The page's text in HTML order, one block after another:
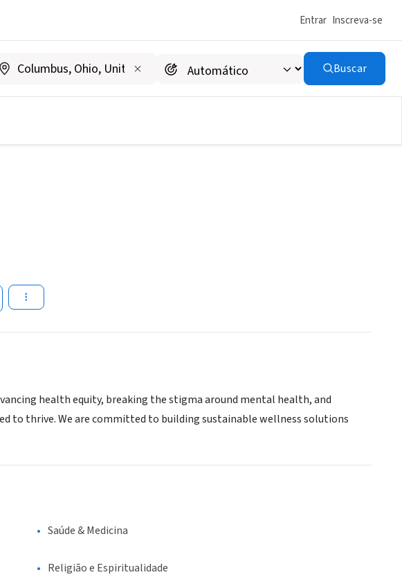
Entrar Inscreva-se
Buscar
health equity, breaking the stigma around mental health, and
to thrive. We are committed to building sustainable wellness solutions
Saúde & Medicina
Religião e Espiritualidade